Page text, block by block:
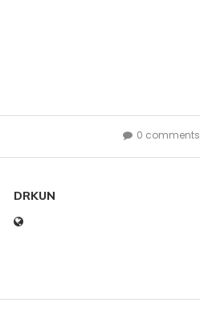
0 comments
DRKUN